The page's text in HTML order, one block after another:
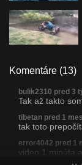
Komentáre (13)
bulik2310 pred 3
Tak až takto
tibetan pred 1
tak toto
error4042 pred 1
video 1 minúta